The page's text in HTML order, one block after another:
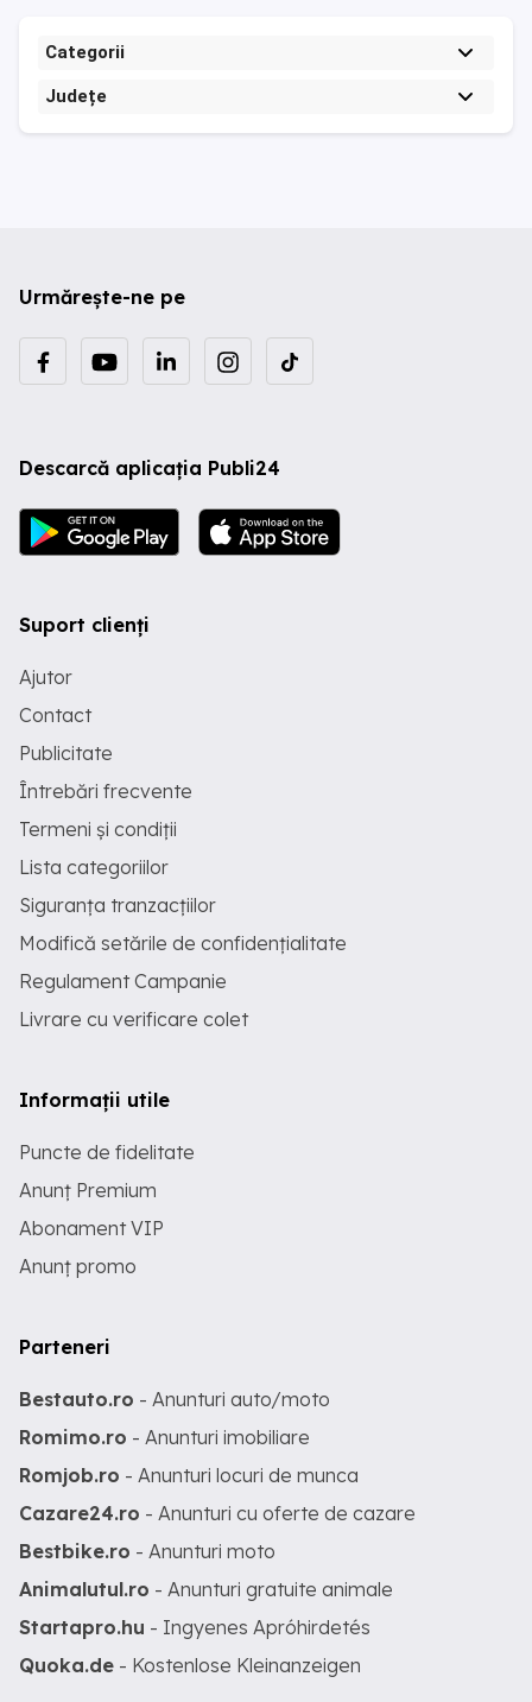
Categorii
Județe
Urmărește-ne pe
Descarcă aplicația Publi24
Suport clienți
Ajutor
Contact
Publicitate
Întrebări frecvente
Termeni și condiții
Lista categoriilor
Siguranța tranzacțiilor
Modifică setările de confidențialitate
Regulament Campanie
Livrare cu verificare colet
Informații utile
Puncte de fidelitate
Anunț Premium
Abonament VIP
Anunț promo
Parteneri
Bestauto.ro - Anunturi auto/moto
Romimo.ro - Anunturi imobiliare
Romjob.ro - Anunturi locuri de munca
Cazare24.ro - Anunturi cu oferte de cazare
Bestbike.ro - Anunturi moto
Animalutul.ro - Anunturi gratuite animale
Startapro.hu - Ingyenes Apróhirdetés
Quoka.de - Kostenlose Kleinanzeigen